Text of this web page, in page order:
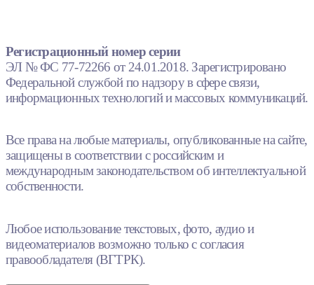
Регистрационный номер серии
ЭЛ № ФС 77-72266 от 24.01.2018. Зарегистрировано
Федеральной службой по надзору в сфере связи,
информационных технологий и массовых коммуникаций.
Все права на любые материалы, опубликованные на сайте,
защищены в соответствии с российским и
международным законодательством об интеллектуальной
собственности.
Любое использование текстовых, фото, аудио и
видеоматериалов возможно только с согласия
правообладателя (ВГТРК).